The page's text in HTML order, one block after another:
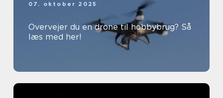
07. oktober 2025
Overvejer du en drone til hobbybrug? Så
læs med her!